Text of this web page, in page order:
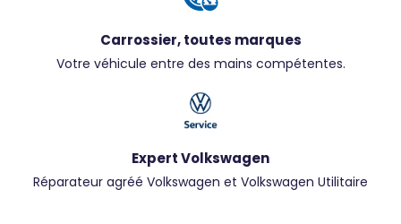
Carrossier, toutes marques
Votre véhicule entre des mains compétentes.
Expert Volkswagen
Réparateur agréé Volkswagen et Volkswagen Utilitaire